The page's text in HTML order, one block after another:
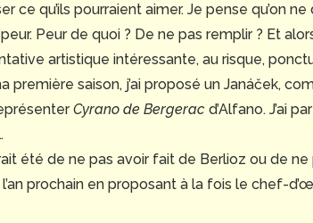
ce qu’ils pourraient aimer. Je pense qu’on
Peur de quoi ? De ne pas remplir ? Et
artistique intéressante, au risque,
première saison, j’ai proposé un Janáček,
Cyrano de Bergerac d’Alfano. J’ai
été de ne pas avoir fait de Berlioz ou de
prochain en proposant à la fois le chef-